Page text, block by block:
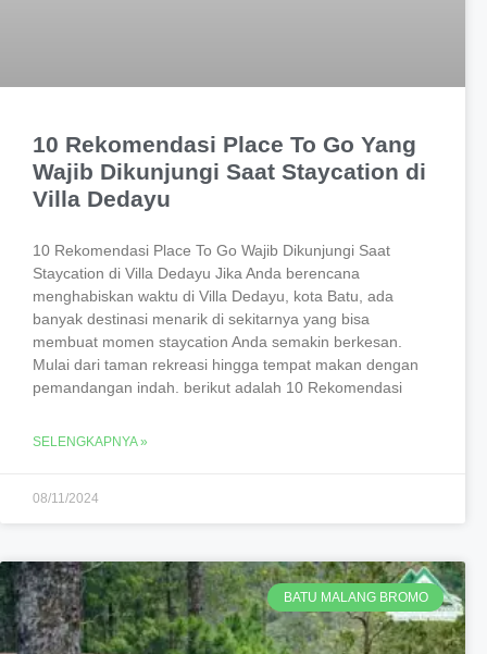
10 Rekomendasi Place To Go Yang
Wajib Dikunjungi Saat Staycation di
Villa Dedayu
10 Rekomendasi Place To Go Wajib Dikunjungi Saat
Staycation di Villa Dedayu Jika Anda berencana
menghabiskan waktu di Villa Dedayu, kota Batu, ada
banyak destinasi menarik di sekitarnya yang bisa
membuat momen staycation Anda semakin berkesan.
Mulai dari taman rekreasi hingga tempat makan dengan
pemandangan indah. berikut adalah 10 Rekomendasi
SELENGKAPNYA »
08/11/2024
BATU MALANG BROMO